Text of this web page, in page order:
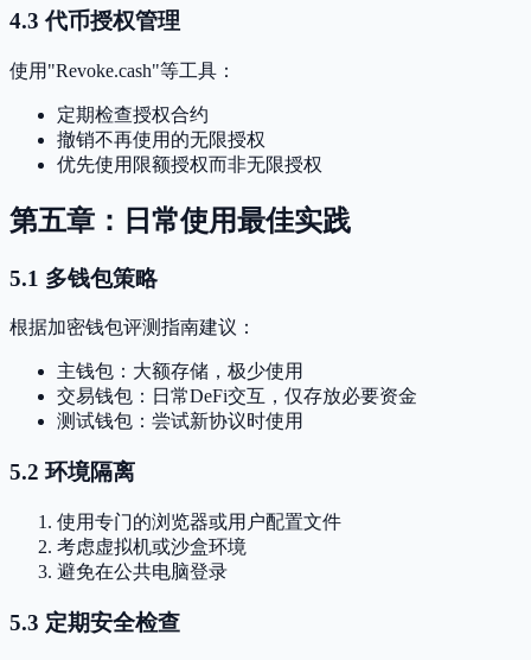
4.3 代币授权管理
使用"Revoke.cash"等工具：
定期检查授权合约
撤销不再使用的无限授权
优先使用限额授权而非无限授权
第五章：日常使用最佳实践
5.1 多钱包策略
根据加密钱包评测指南建议：
主钱包：大额存储，极少使用
交易钱包：日常DeFi交互，仅存放必要资金
测试钱包：尝试新协议时使用
5.2 环境隔离
使用专门的浏览器或用户配置文件
考虑虚拟机或沙盒环境
避免在公共电脑登录
5.3 定期安全检查